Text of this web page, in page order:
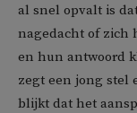
al snel opvalt is
nagedacht of zich
en hun antwoord
zegt een jong stel
blijkt dat het